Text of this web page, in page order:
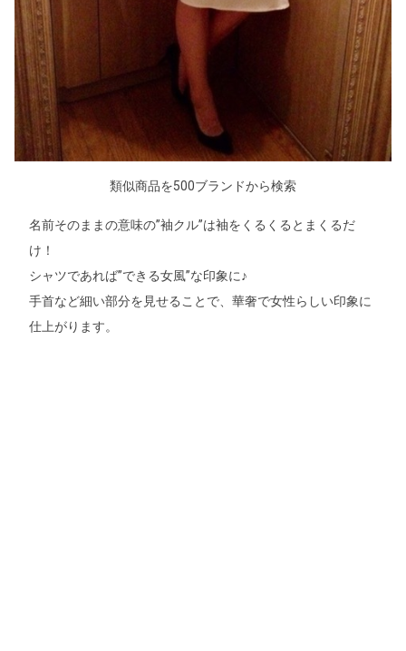
類似商品を500ブランドから検索
名前そのままの意味の”袖クル”は袖をくるくるとまくるだ
け！
シャツであれば”できる女風”な印象に♪
手首など細い部分を見せることで、華奢で女性らしい印象に
仕上がります。